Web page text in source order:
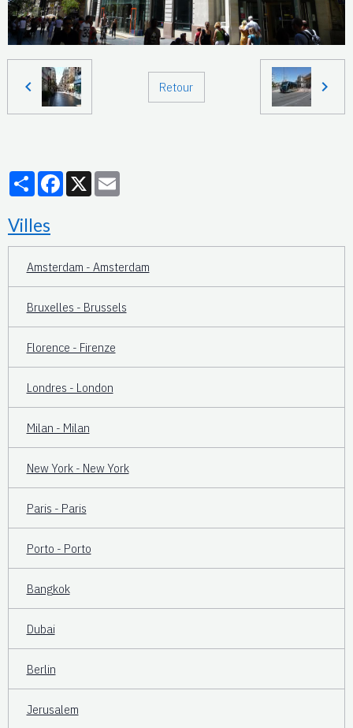
Retour
PartagerFacebook
X
Villes
Amsterdam - Amsterdam
Bruxelles - Brussels
Florence - Firenze
Londres - London
Milan - Milan
New York - New York
Paris - Paris
Porto - Porto
Bangkok
Dubai
Berlin
Jerusalem